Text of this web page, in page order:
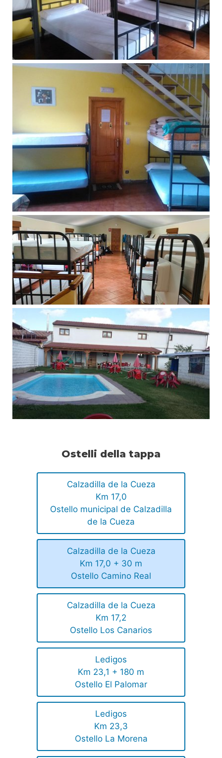
Ostelli della tappa
Calzadilla de la Cueza
Km 17,0
Ostello municipal de Calzadilla
de la Cueza
Calzadilla de la Cueza
Km 17,0 + 30 m
Ostello Camino Real
Calzadilla de la Cueza
Km 17,2
Ostello Los Canarios
Ledigos
Km 23,1 + 180 m
Ostello El Palomar
Ledigos
Km 23,3
Ostello La Morena